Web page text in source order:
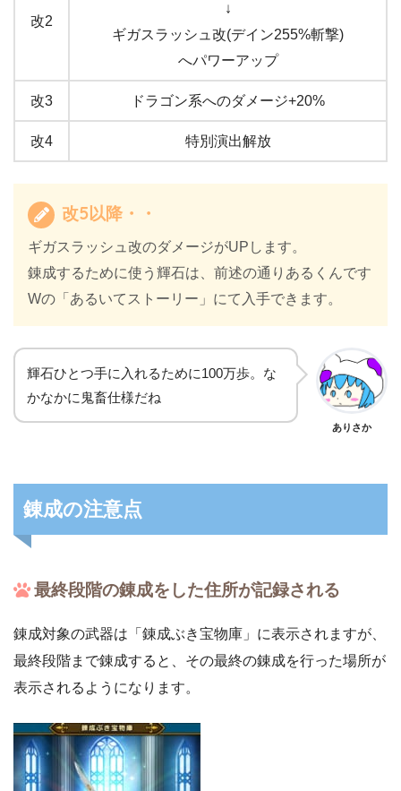
改2
↓
ギガスラッシュ改(デイン255%斬撃)
へパワーアップ
改3 ドラゴン系へのダメージ+20%
改4 特別演出解放
改5以降・・
ギガスラッシュ改のダメージがUPします。
錬成するために使う輝石は、前述の通りあるくんです
Wの「あるいてストーリー」にて入手できます。
輝石ひとつ手に入れるために100万歩。な
かなかに鬼畜仕様だね
ありさか
錬成の注意点
最終段階の錬成をした住所が記録される
錬成対象の武器は「錬成ぶき宝物庫」に表示されますが、
最終段階まで錬成すると、その最終の錬成を行った場所が
表示されるようになります。